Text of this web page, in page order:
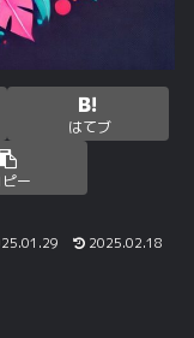
はてブ
ー
2025.02.18